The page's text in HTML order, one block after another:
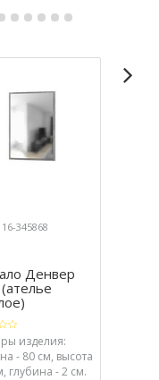
345868
Денвер
изделия:
- 80 см, высота
глубина - 2 см.